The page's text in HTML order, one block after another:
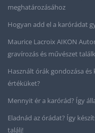
meghatározásához
Hogyan add el a karórádat
Maurice Lacroix AIKON
gravírozás és művészet
Használt órák gondozása
értéküket?
Mennyit ér a karórád? Így
Eladnád az órádat? Így
találj!